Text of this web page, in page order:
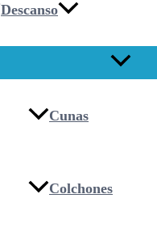
Descanso
Cunas
Colchones